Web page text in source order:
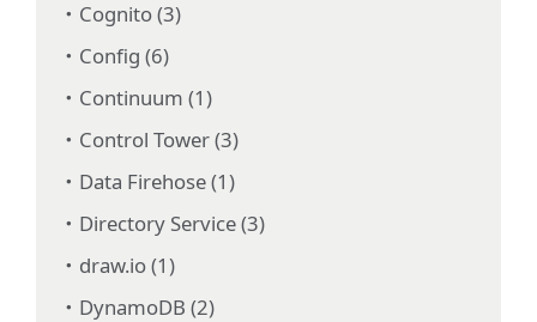
Cognito (3)
Config (6)
Continuum (1)
Control Tower (3)
Data Firehose (1)
Directory Service (3)
draw.io (1)
DynamoDB (2)